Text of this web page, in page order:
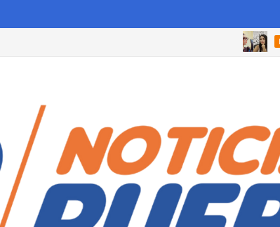
PUEBLA